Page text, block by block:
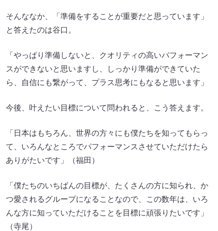
そんななか、「準備をすることが重要だと思っています」
と答えたのは谷口。
「やっぱり準備しないと、クオリティの高いパフォーマン
スができないと思いますし、しっかり準備ができていた
ら、自信にも繋がって、プラス思考にもなると思います」
今後、叶えたい目標について問われると、こう答えます。
「日本はもちろん、世界の方々にも僕たちを知ってもらっ
て、いろんなところでパフォーマンスさせていただけたら
ありがたいです」（福田）
「僕たちのいちばんの目標が、たくさんの方に知られ、か
つ愛されるグループになることなので、この数年は、いろ
んな方に知っていただけることを目標に頑張りたいです」
（寺尾）